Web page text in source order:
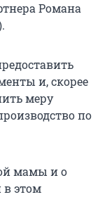
Романа
и, скорее
меру
по
мамы и о
в этом